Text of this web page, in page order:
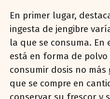
En primer lugar,
ingesta de jengibre
la que se consuma. En
está en forma de polvo
consumir dosis no más
que se compre en
conservar su frescor y